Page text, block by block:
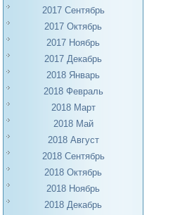
2017 Сентябрь
2017 Октябрь
2017 Ноябрь
2017 Декабрь
2018 Январь
2018 Февраль
2018 Март
2018 Май
2018 Август
2018 Сентябрь
2018 Октябрь
2018 Ноябрь
2018 Декабрь